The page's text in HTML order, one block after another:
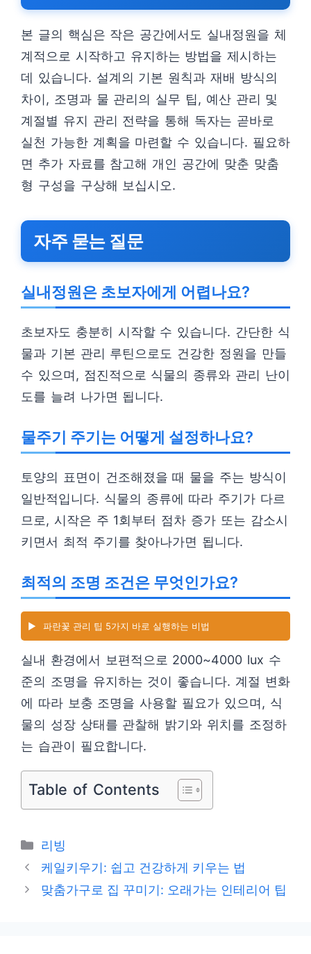
본 글의 핵심은 작은 공간에서도 실내정원을 체
계적으로 시작하고 유지하는 방법을 제시하는
데 있습니다. 설계의 기본 원칙과 재배 방식의
차이, 조명과 물 관리의 실무 팁, 예산 관리 및
계절별 유지 관리 전략을 통해 독자는 곧바로
실천 가능한 계획을 마련할 수 있습니다. 필요하
면 추가 자료를 참고해 개인 공간에 맞춘 맞춤
형 구성을 구상해 보십시오.
자주 묻는 질문
실내정원은 초보자에게 어렵나요?
초보자도 충분히 시작할 수 있습니다. 간단한 식
물과 기본 관리 루틴으로도 건강한 정원을 만들
수 있으며, 점진적으로 식물의 종류와 관리 난이
도를 늘려 나가면 됩니다.
물주기 주기는 어떻게 설정하나요?
토양의 표면이 건조해졌을 때 물을 주는 방식이
일반적입니다. 식물의 종류에 따라 주기가 다르
므로, 시작은 주 1회부터 점차 증가 또는 감소시
키면서 최적 주기를 찾아나가면 됩니다.
최적의 조명 조건은 무엇인가요?
▶️ 파란꽃 관리 팁 5가지 바로 실행하는 비법
실내 환경에서 보편적으로 2000~4000 lux 수
준의 조명을 유지하는 것이 좋습니다. 계절 변화
에 따라 보충 조명을 사용할 필요가 있으며, 식
물의 성장 상태를 관찰해 밝기와 위치를 조정하
는 습관이 필요합니다.
Table of Contents
카
테
리
리빙
케일키우기: 쉽고 건강하게 키우는 법
맞춤가구로 집 꾸미기: 오래가는 인테리어 팁